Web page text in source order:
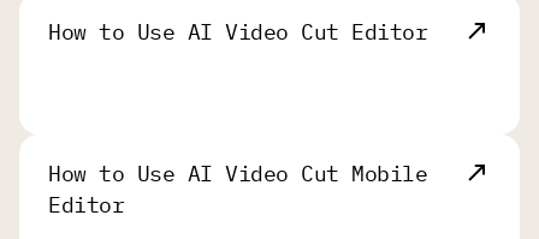
How to Use AI Video Cut Editor
How to Use AI Video Cut Mobile
Editor